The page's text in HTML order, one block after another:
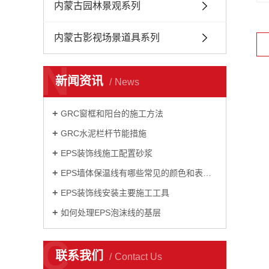
内蒙古园林景观系列
内蒙古影视场景道具系列
新闻资讯 News
N
GRC窗框和阳台的施工方法
GRC水泥栏杆节能措施
EPS装饰线施工配置砂浆
EPS墙体保温线有哪些常见的颜色和表面处理方法？
EPS装饰线安装主要施工工具
如何处理EPS泡沫线的基层
联系我们 Contact Us
C